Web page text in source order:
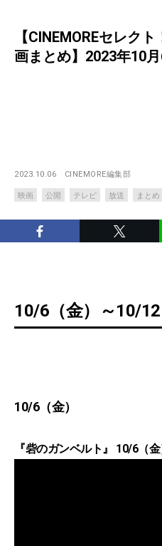
【CINEMOREセレク
画まとめ】2023年10
2023.10.06 CINEMORE編集部
映画 公開 テレビ 放送 まとめ
10/6（金）～10/
10/6（金）
『砦のガンベルト』 10/6（